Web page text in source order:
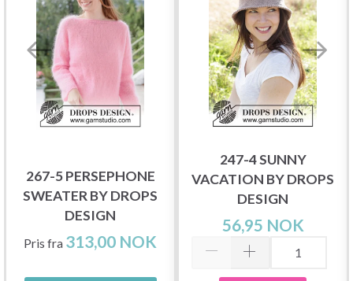
267-5 PERSEPHONE
SWEATER BY DROPS
DESIGN
Pris fra 313,00 NOK
247-4 SUNNY
VACATION BY DROPS
DESIGN
56,95 NOK